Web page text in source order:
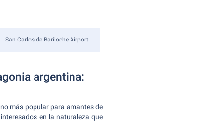
San Carlos de Bariloche Airport
argentina:
más popular para amantes de
en la naturaleza que